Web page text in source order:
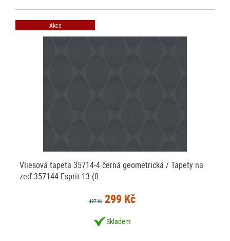
Akce
Vliesová tapeta 35714-4 černá geometrická / Tapety na
zeď 357144 Esprit 13 (0…
497 Kč 299 Kč
Skladem